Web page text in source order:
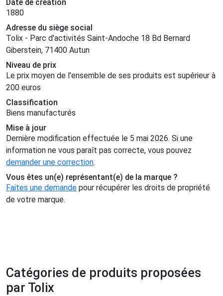
Date de création
1880
Adresse du siège social
Tolix - Parc d'activités Saint-Andoche 18 Bd Bernard
Giberstein, 71400 Autun
Niveau de prix
Le prix moyen de l'ensemble de ses produits est supérieur à
200 euros
Classification
Biens manufacturés
Mise à jour
Dernière modification effectuée le 5 mai 2026. Si une
information ne vous paraît pas correcte, vous pouvez
demander une correction.
Vous êtes un(e) représentant(e) de la marque ?
Faites une demande pour récupérer les droits de propriété
de votre marque.
Catégories de produits proposées
par Tolix